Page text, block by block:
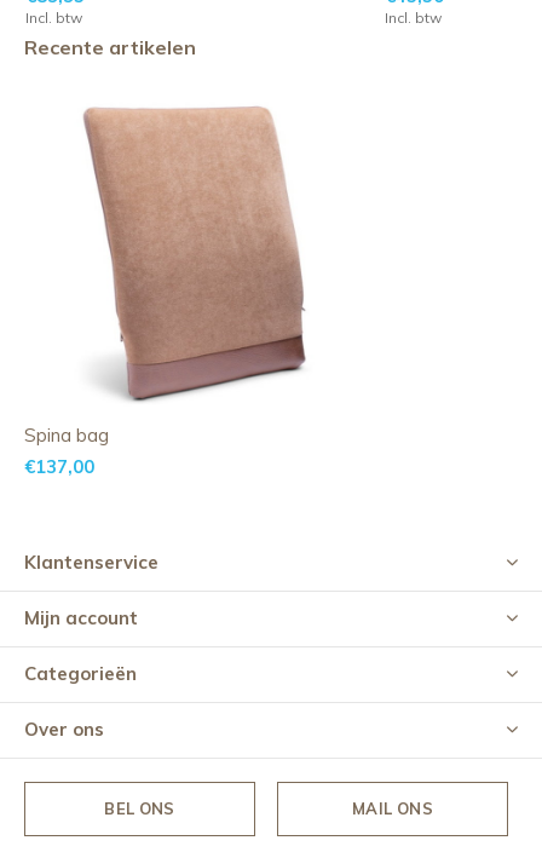
Incl. btw Incl. btw
Recente artikelen
Spina bag
€137,00
Klantenservice
Mijn account
Categorieën
Over ons
BEL ONS MAIL ONS